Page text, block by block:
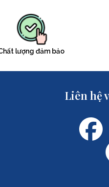
lượng đảm bảo
Liên hệ